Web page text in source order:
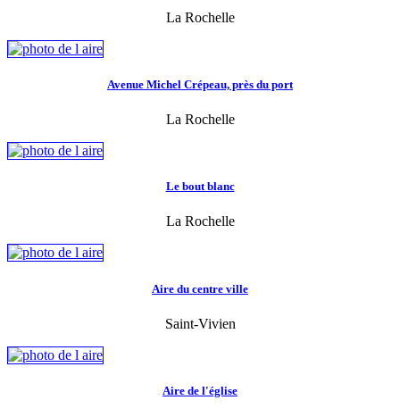
La Rochelle
Avenue Michel Crépeau, près du port
La Rochelle
Le bout blanc
La Rochelle
Aire du centre ville
Saint-Vivien
Aire de l'église